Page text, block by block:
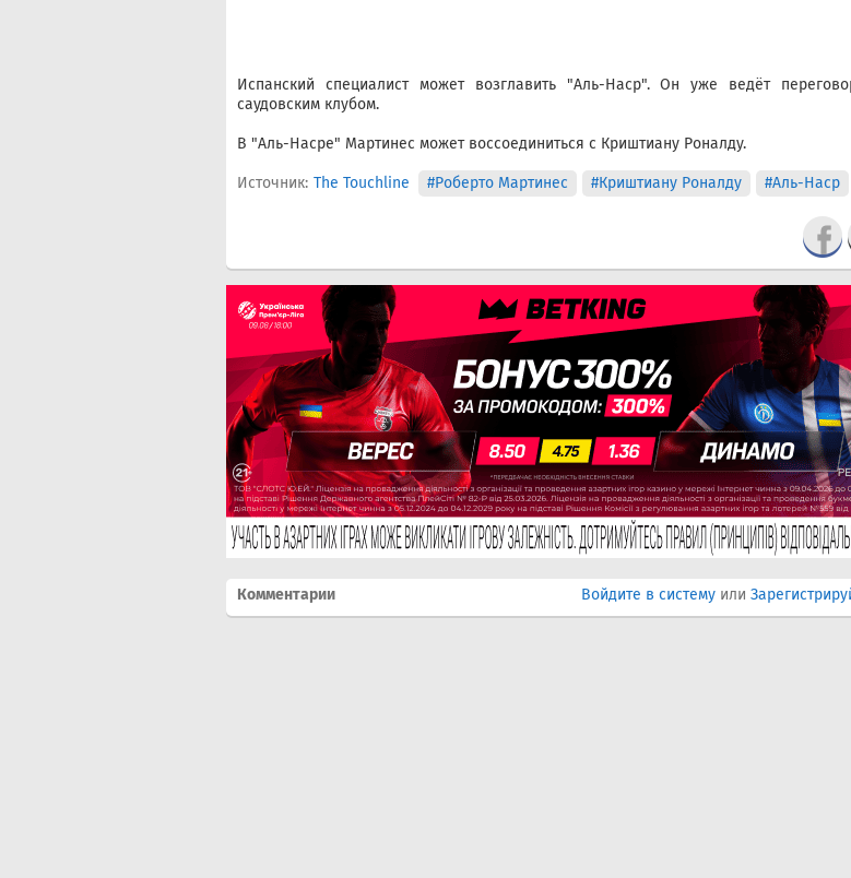
Испанский специалист может возглавить "Аль-Наср". Он уже ведёт
саудовским клубом.
В "Аль-Насре" Мартинес может воссоединиться с Криштиану Роналду.
Источник: The Touchline #Роберто Мартинес #Криштиану Роналду #Аль-Наср
Комментарии Войдите в систему или